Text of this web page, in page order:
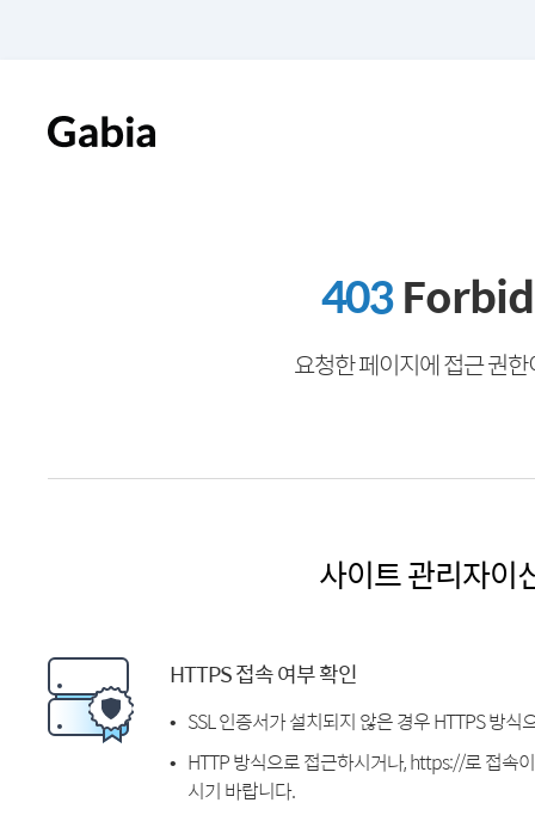
403
요청한 페이지에 접근 권
사이트 관리자이
HTTPS 접속 여부 확인
SSL 인증서가 설치되지 않은 경우 HTTPS 방식
HTTP 방식으로 접근하시거나, https://로 접속
시기 바랍니다.